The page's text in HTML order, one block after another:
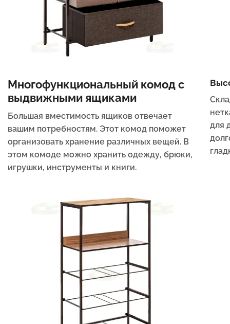
Многофункциональный комод с
выдвижными ящиками
Большая вместимость ящиков отвечает
вашим потребностям. Этот комод поможет
организовать хранение различных вещей. В
этом комоде можно хранить одежду, брюки,
игрушки, инструменты и книги.
для